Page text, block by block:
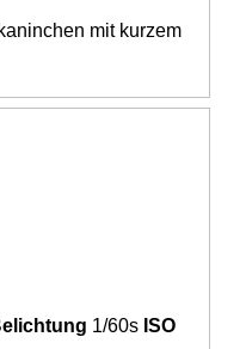
mit kurzem
1/60s ISO